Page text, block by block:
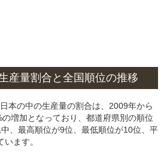
産量割合と全国順位の推移
本の中の生産量の割合は、2009年から
増加となっており、都道府県別の順位
、最高順位が9位、最低順位が10位、平
ます。